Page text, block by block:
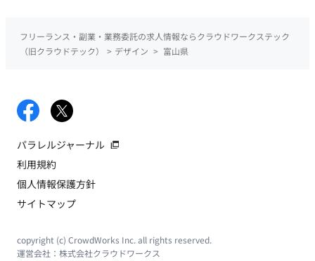
フリーランス・副業・業務委託の求人情報ならクラウドワークステック
（旧クラウドテック）
> デザイン > 富山県
パラレルジャーナル
利用規約
個人情報保護方針
サイトマップ
copyright (c) CrowdWorks Inc. all rights reserved.
運営会社： 株式会社クラウドワークス